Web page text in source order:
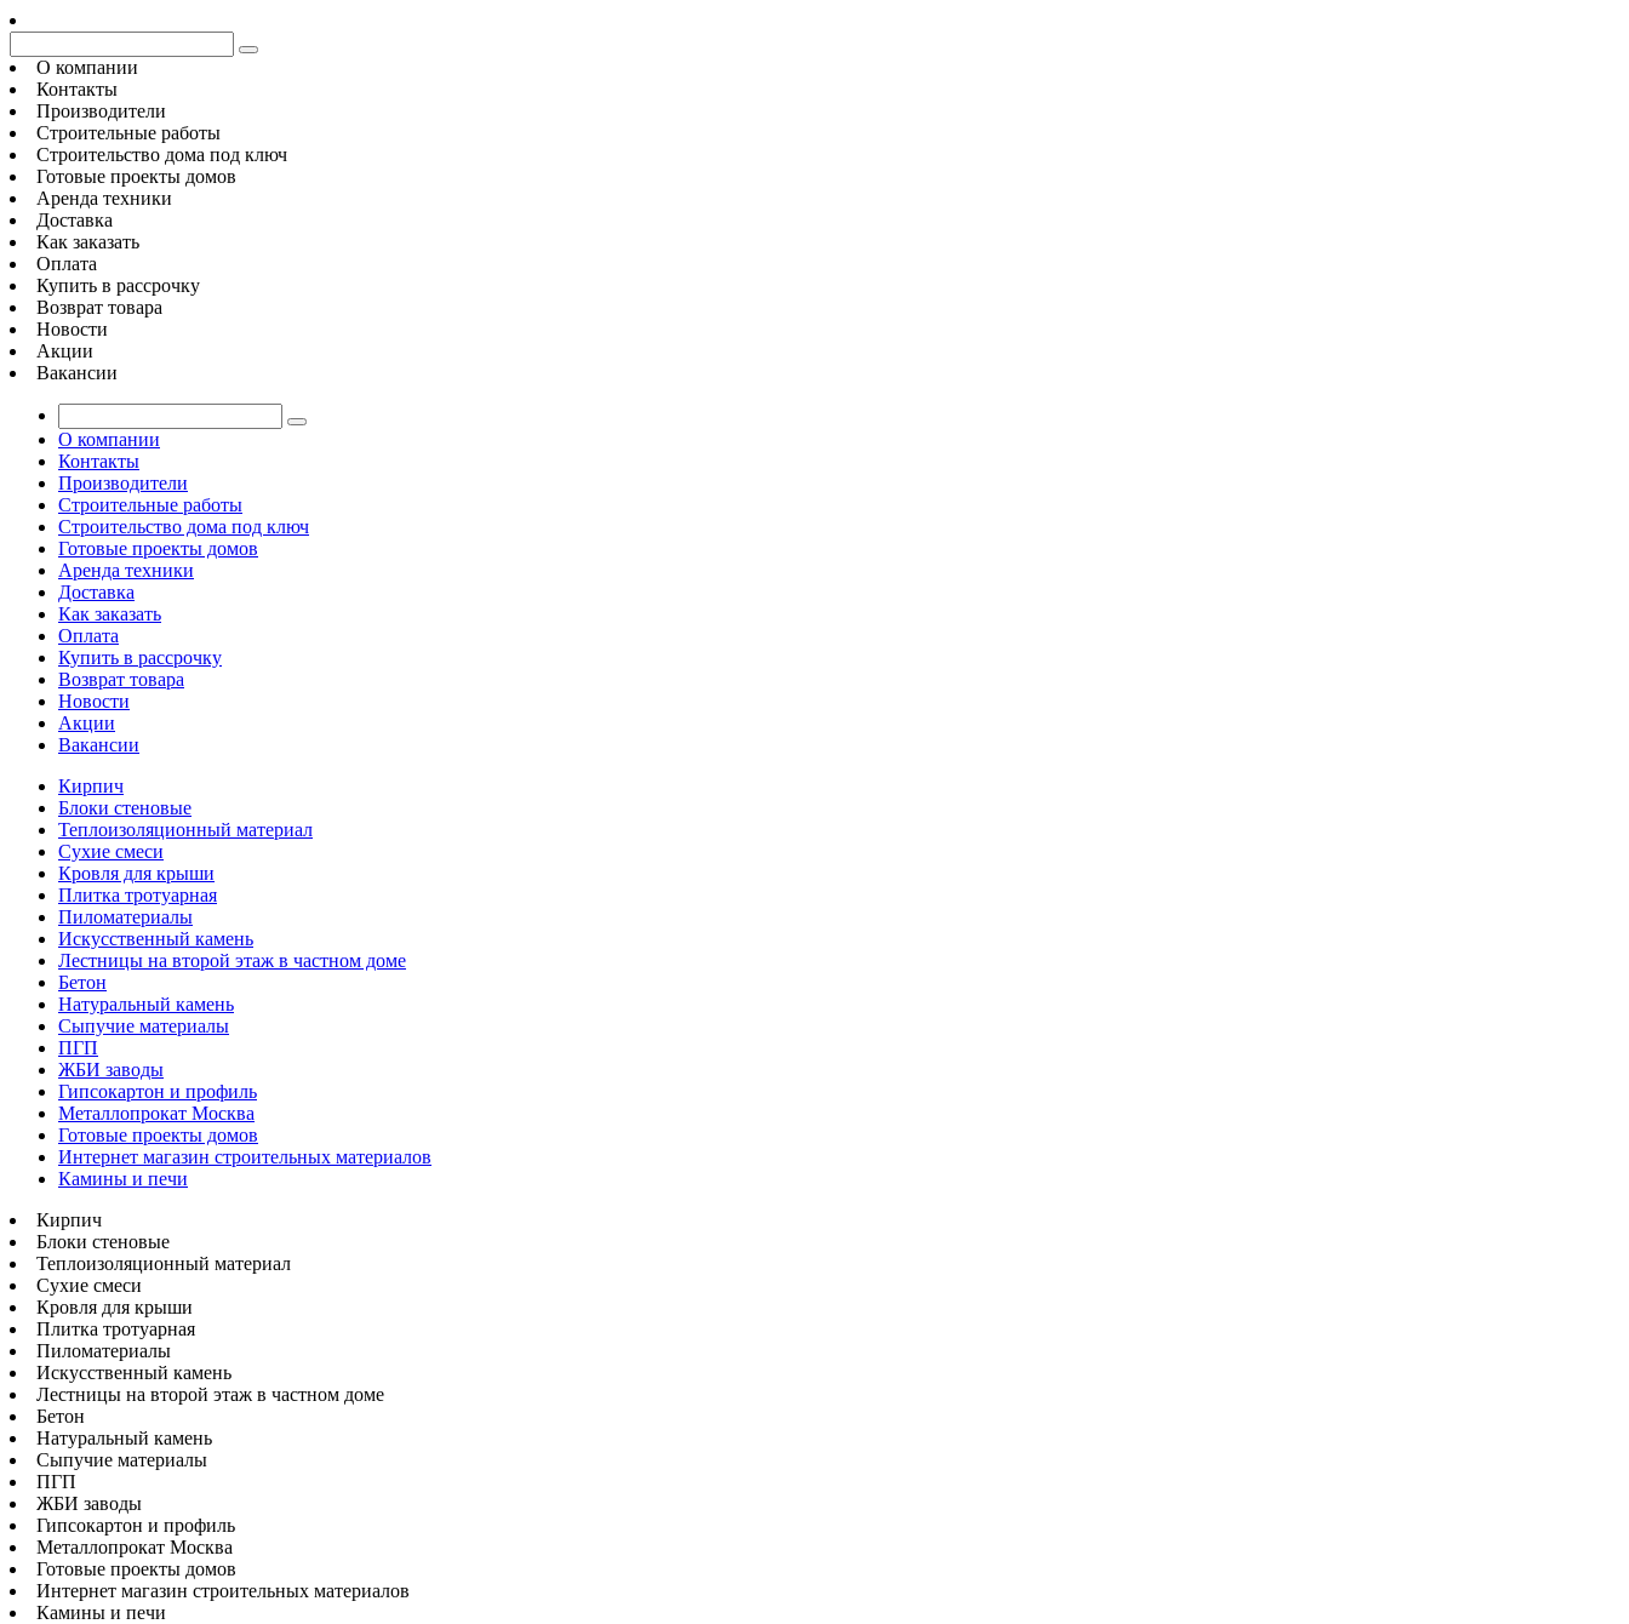
О компании
Контакты
Производители
Строительные работы
Строительство дома под ключ
Готовые проекты домов
Аренда техники
Доставка
Как заказать
Оплата
Купить в рассрочку
Возврат товара
Новости
Акции
Вакансии
О компании
Контакты
Производители
Строительные работы
Строительство дома под ключ
Готовые проекты домов
Аренда техники
Доставка
Как заказать
Оплата
Купить в рассрочку
Возврат товара
Новости
Акции
Вакансии
Кирпич
Блоки стеновые
Теплоизоляционный материал
Сухие смеси
Кровля для крыши
Плитка тротуарная
Пиломатериалы
Искусственный камень
Лестницы на второй этаж в частном доме
Бетон
Натуральный камень
Сыпучие материалы
ПГП
ЖБИ заводы
Гипсокартон и профиль
Металлопрокат Москва
Готовые проекты домов
Интернет магазин строительных материалов
Камины и печи
Кирпич
Блоки стеновые
Теплоизоляционный материал
Сухие смеси
Кровля для крыши
Плитка тротуарная
Пиломатериалы
Искусственный камень
Лестницы на второй этаж в частном доме
Бетон
Натуральный камень
Сыпучие материалы
ПГП
ЖБИ заводы
Гипсокартон и профиль
Металлопрокат Москва
Готовые проекты домов
Интернет магазин строительных материалов
Камины и печи